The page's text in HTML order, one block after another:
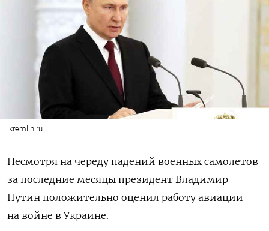
kremlin.ru
Несмотря на череду падений военных самолетов
за последние месяцы президент Владимир
Путин положительно оценил работу авиации
на войне в Украине.